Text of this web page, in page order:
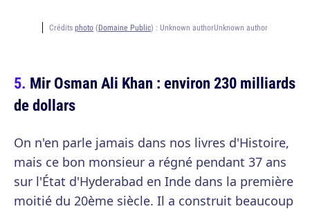
Crédits photo (Domaine Public) : Unknown authorUnknown author
Mir Osman Ali Khan : environ 230 milliards
de dollars
On n'en parle jamais dans nos livres d'Histoire,
mais ce bon monsieur a régné pendant 37 ans
sur l'État d'Hyderabad en Inde dans la première
moitié du 20ème siècle. Il a construit beaucoup